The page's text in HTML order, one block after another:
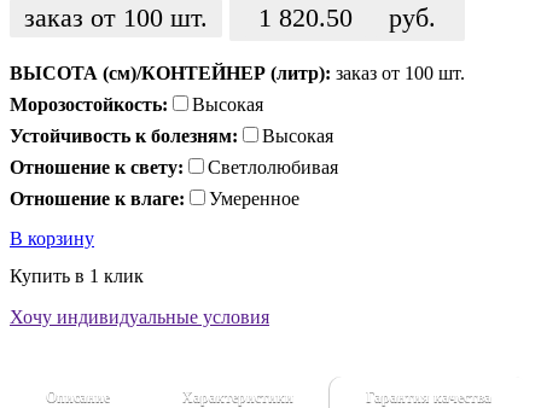
заказ от 100 шт. 1 820.50 руб.
ВЫСОТА (см)/КОНТЕЙНЕР (литр): заказ от 100 шт.
Морозостойкость:
Высокая
Устойчивость к болезням:
Высокая
Отношение к свету:
Светлолюбивая
Отношение к влаге:
Умеренное
В корзину
Купить в 1 клик
Хочу индивидуальные условия
Описание Характеристики Гарантия качества